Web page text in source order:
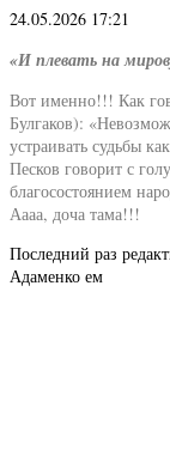
24.05.2026 17:21
«И плевать на
Вот именно!!! Как
Булгаков):
устраивать судьбы
Песков говорит с
благосостоянием
Аааа, доча тама!!!
Последний раз
Адаменко ем